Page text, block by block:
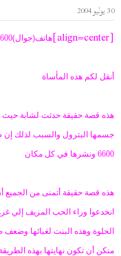
م
و
ع
ل
ب
ء
30 يوليو 2004
[align=center] هاتف(جوال)6600 يتسبب في انتحار فتاة خليجية
أنقل لكم هذه المأساة
هذه قصة حقيقة حدثت لشابة حيث
جسمها البترول والسبب لذلك إن
6600 ونشرها في كل مكان
هذه قصة حقيقة أتمنى من الجميع
انخدعوا وراء الحب المزيف إلي
الحلوة وهذه البنت لغبائها
منكن أن تكون نهايتها بهذه